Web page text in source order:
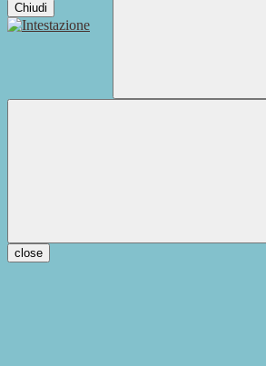
Chiudi
close